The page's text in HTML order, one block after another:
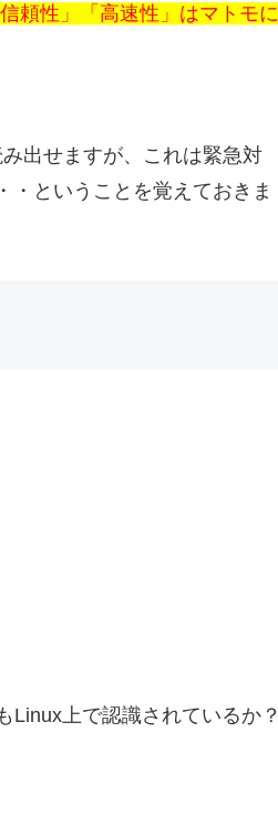
信頼性」「高速性」はマトモに
出せますが、これは緊急対
・ということを覚えておきま
Linux上で認識されているか？